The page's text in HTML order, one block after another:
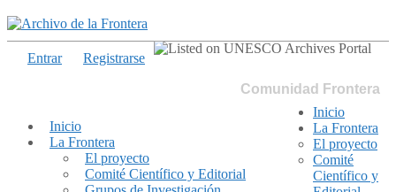
Comunidad Frontera
Inicio
La Frontera
El proyecto
Comité Científico y Editorial
Entrar Registrarse
Inicio
La Frontera
El proyecto
Comité
Científico y